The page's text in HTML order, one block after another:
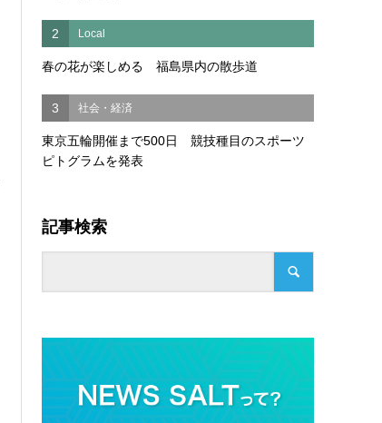
2 Local
春の花が楽しめる 福島県内の散歩道
3 社会・経済
東京五輪開催まで500日 競技種目のスポーツ
ピトグラムを発表
記事検索